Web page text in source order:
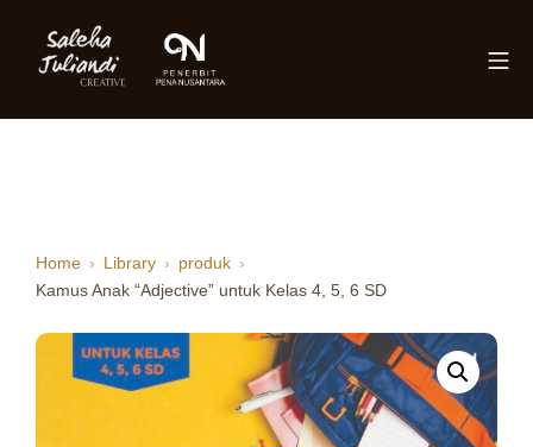
content
Home Library
produk
Kamus Anak “Adjective” untuk Kelas 4, 5, 6 SD